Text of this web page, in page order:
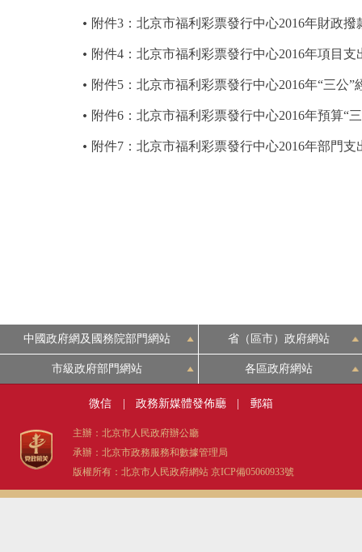
ESPAÑOL
附件3：北京市福利彩票發行中心2016年財政
附件4：北京市福利彩票發行中心2016年項目支
附件5：北京市福利彩票發行中心2016年“三公
附件6：北京市福利彩票發行中心2016年預算“
附件7：北京市福利彩票發行中心2016年部門支
中國政府網及國務院部門網站 省（區市）政府網站
市級政府部門網站 各區政府網站
微信 政務新媒體發佈廳 郵箱
主辦：北京市人民政府辦公廳
承辦：北京市政務服務和數據管理局
版權所有：北京市人民政府網站 京ICP備05060933號